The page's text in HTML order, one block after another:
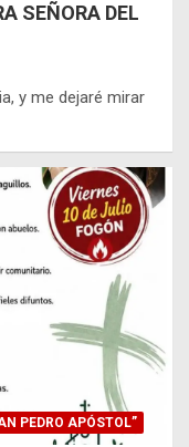
SEÑORA DEL
y me dejaré mirar
PEDRO APÓSTOL”